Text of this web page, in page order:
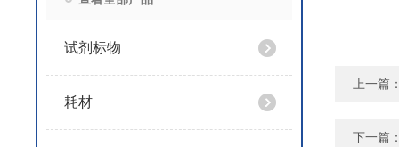
试剂标物
耗材
上一篇
下一篇